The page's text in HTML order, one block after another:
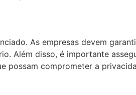
As empresas devem
Além disso, é importante
possam comprometer a